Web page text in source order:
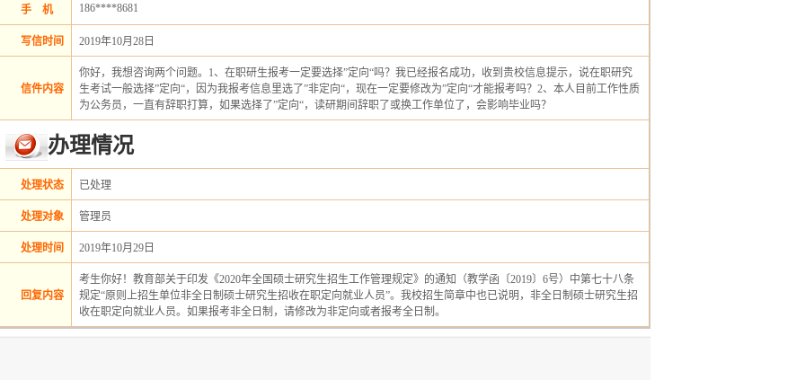
手 机 186****8681
写信时间 2019年10月28日
信件内容
你好，我想咨询两个问题。1、在职研生报考一定要选择”定向“吗？我已经报名成功，收到贵校信息提示，说在职研究
生考试一般选择”定向“，因为我报考信息里选了”非定向“，现在一定要修改为”定向“才能报考吗？2、本人目前工作性质
为公务员，一直有辞职打算，如果选择了”定向“，读研期间辞职了或换工作单位了，会影响毕业吗？
办理情况
处理状态 已处理
处理对象 管理员
处理时间 2019年10月29日
回复内容
考生你好！教育部关于印发《2020年全国硕士研究生招生工作管理规定》的通知（教学函〔2019〕6号）中第七十八条
规定“原则上招生单位非全日制硕士研究生招收在职定向就业人员”。我校招生简章中也已说明，非全日制硕士研究生招
收在职定向就业人员。如果报考非全日制，请修改为非定向或者报考全日制。